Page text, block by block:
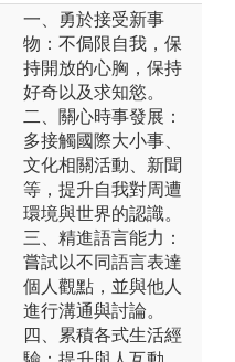
一、勇於接受新事
物：不侷限自我，保
持開放的心胸，保持
好奇以及求知慾。
二、關心時事發展：
多接觸國際大小事、
文化相關活動、新聞
等，提升自我對周遭
環境與世界的認識。
三、精進語言能力：
嘗試以不同語言表達
個人觀點，並與他人
進行溝通與討論。
四、累積各式生活經